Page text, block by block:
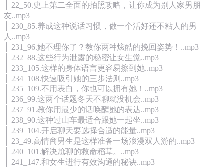
│ 22_50.史上第二全面的拍照攻略，让你成为别人家男朋
友..mp3
│ 230_85.养成这种说话习惯，做一个活好还不粘人的男
人..mp3
│ 231_96.她不理你了？教你两种炫酷的挽回姿势！..mp3
│ 232_88.这些行为泄露的秘密让女生觉..mp3
│ 233_105.这样的身体语言更容易擦到她..mp3
│ 234_108.快速吸引她的三步法则..mp3
│ 235_109.不用表白，你也可以拥有她！..mp3
│ 236_99.这两个话题冬天不聊就没机会..mp3
│ 237_91.教你用最少的话唤醒她的表达..mp3
│ 238_90.这种过山车最适合跟她一起坐..mp3
│ 239_104.开启聊天要选择合适的能量..mp3
│ 23_49.高情商男生是这样准备一场浪漫双人游的..mp3
│ 240_101.解决尬聊的救命稻草。..mp3
│ 241_147.和女生进行有效沟通的秘诀..mp3